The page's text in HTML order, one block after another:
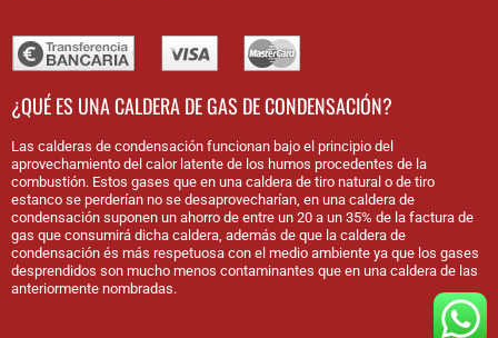
¿QUÉ ES UNA CALDERA DE GAS DE CONDENSACIÓN?
Las calderas de condensación funcionan bajo el principio del
aprovechamiento del calor latente de los humos procedentes de la
combustión. Estos gases que en una caldera de tiro natural o de tiro
estanco se perderían no se desaprovecharían, en una caldera de
condensación suponen un ahorro de entre un 20 a un 35% de la factura de
gas que consumirá dicha caldera, además de que la caldera de
condensación és más respetuosa con el medio ambiente ya que los gases
desprendidos son mucho menos contaminantes que en una caldera de las
anteriormente nombradas.